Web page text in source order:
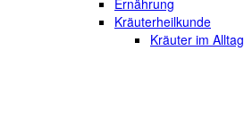
Ernährung
Kräuterheilkunde
Kräuter im Alltag